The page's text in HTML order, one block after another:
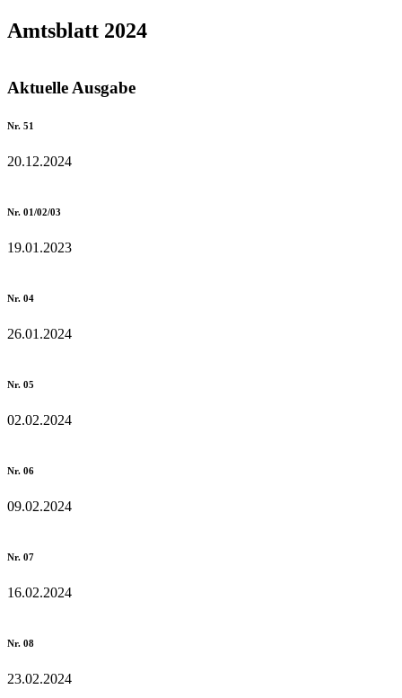
Amtsblatt 2024
Aktuelle Ausgabe
Nr. 51
20.12.2024
Nr. 01/02/03
19.01.2023
Nr. 04
26.01.2024
Nr. 05
02.02.2024
Nr. 06
09.02.2024
Nr. 07
16.02.2024
Nr. 08
23.02.2024